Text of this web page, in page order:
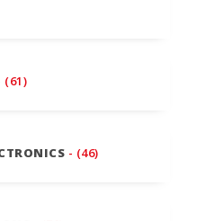
(61)
- (46)